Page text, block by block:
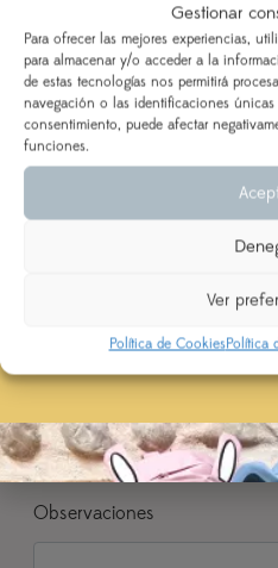
Gestionar
Para ofrecer las mejores experiencias,
para almacenar y/o acceder a la
de estas tecnologías nos permitirá
navegación o las identificaciones
consentimiento, puede afectar
funciones.
Ver
Política de CookiesPolítica
medida de la tabla
Talla ranita
Observaciones
DEL 3 AL 21
Los pedidos realizados a
según orden de entrada y
(indicado en la
24 de
Se priorizarán aquellos